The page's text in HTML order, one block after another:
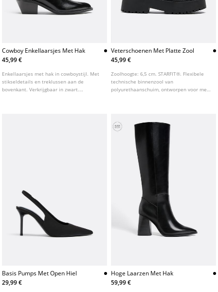
Cowboy Enkellaarsjes Met Hak
45,99 €
Enkellaarsjes met hak in cowboystijl. Met
stikseldetails en treklussen aan de
bovenkant. Verkrijgbaar in zwart.
Veterschoenen Met Platte Zool
45,99 €
Zoolhoogte: 6,5 cm. STARFIT®. Flexibele
technische binnenzool van
polyurethaanschuim, ontworpen voor meer
Basis Pumps Met Open Hiel
29,99 €
Hoge Laarzen Met Hak
59,99 €